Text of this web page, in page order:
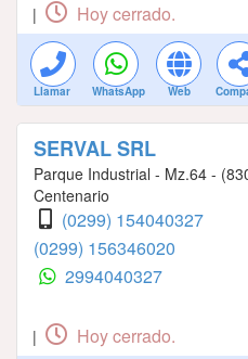
| Hoy cerrado.
Llamar WhatsApp Web
SERVAL SRL
Parque Industrial - Mz.64 -
Centenario
(0299) 154040327
(0299) 156346020
2994040327
| Hoy cerrado.